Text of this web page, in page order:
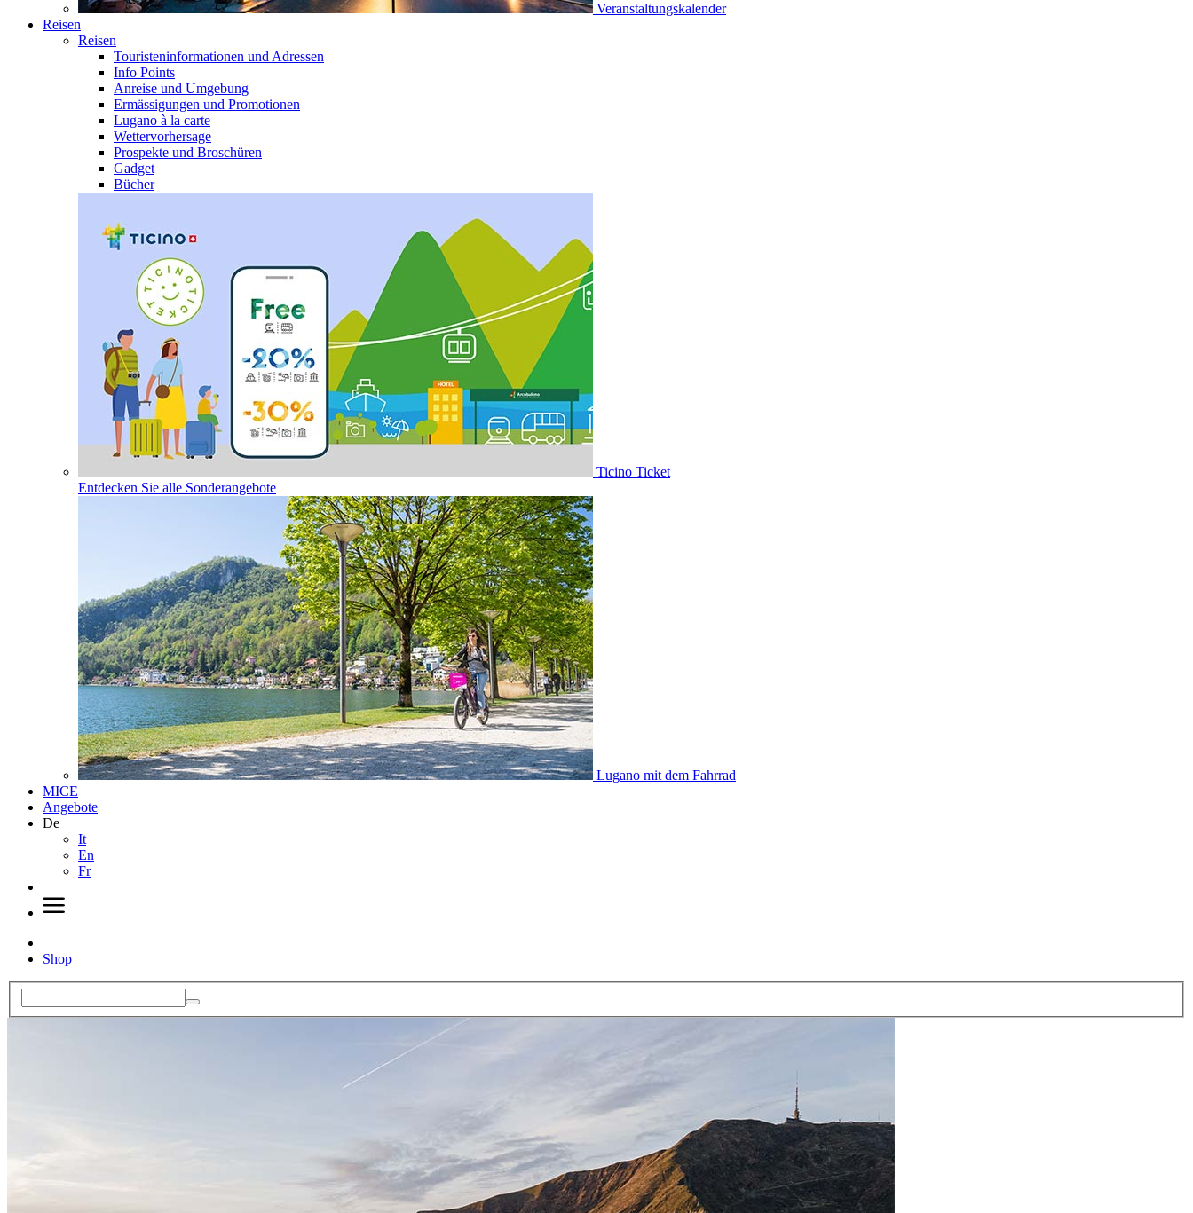
Veranstaltungskalender
Reisen
Reisen
Touristeninformationen und Adressen
Info Points
Anreise und Umgebung
Ermässigungen und Promotionen
Lugano à la carte
Wettervorhersage
Prospekte und Broschüren
Gadget
Bücher
Ticino Ticket
Entdecken Sie alle Sonderangebote
Lugano mit dem Fahrrad
MICE
Angebote
De
It
En
Fr
Shop